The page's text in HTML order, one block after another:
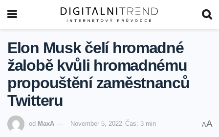
Elon Musk čelí hromadné
žalobě kvůli hromadnému
propouštění zaměstnanců
Twitteru
od MaxA November 5, 2022 Čas: 3 min AA